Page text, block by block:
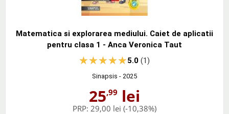
Matematica si explorarea mediului. Caiet de aplicatii
pentru clasa 1 - Anca Veronica Taut
5.0(1)
Sinapsis - 2025
25,99 lei
PRP: 29,00 lei (-10,38%)